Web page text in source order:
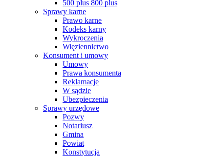
500 plus 800 plus
Sprawy karne
Prawo karne
Kodeks karny
Wykroczenia
Więziennictwo
Konsument i umowy
Umowy
Prawa konsumenta
Reklamacje
W sądzie
Ubezpieczenia
Sprawy urzędowe
Pozwy
Notariusz
Gmina
Powiat
Konstytucja